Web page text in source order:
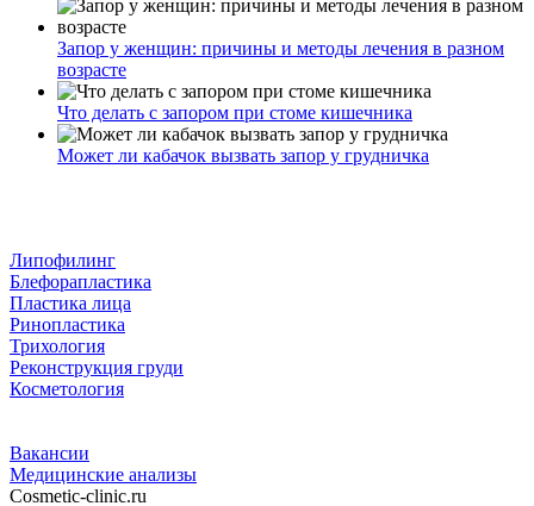
Запор у женщин: причины и методы лечения в разном
возрасте
Что делать с запором при стоме кишечника
Может ли кабачок вызвать запор у грудничка
Липофилинг
Блефорапластика
Пластика лица
Ринопластика
Трихология
Реконструкция груди
Косметология
Вакансии
Медицинские анализы
Cosmetic-clinic.ru